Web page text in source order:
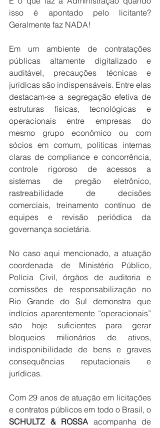
isso é apontado pelo licitante?
Geralmente faz NADA!
Em um ambiente de contratações
públicas altamente digitalizado e
auditável, precauções técnicas e
jurídicas são indispensáveis. Entre elas
destacam-se a segregação efetiva de
estruturas físicas, tecnológicas e
operacionais entre empresas do
mesmo grupo econômico ou com
sócios em comum, políticas internas
claras de compliance e concorrência,
controle rigoroso de acessos a
sistemas de pregão eletrônico,
rastreabilidade de decisões
comerciais, treinamento contínuo de
equipes e revisão periódica da
governança societária.
No caso aqui mencionado, a atuação
coordenada de Ministério Público,
Polícia Civil, órgãos de auditoria e
comissões de responsabilização no
Rio Grande do Sul demonstra que
indícios aparentemente “operacionais”
são hoje suficientes para gerar
bloqueios milionários de ativos,
indisponibilidade de bens e graves
consequências reputacionais e
jurídicas.
Com 29 anos de atuação em licitações
SCHULTZ & ROSSA acompanha de